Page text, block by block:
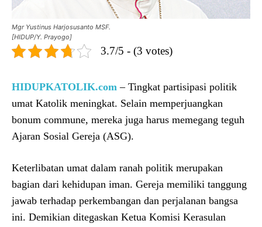
Mgr Yustinus Harjosusanto MSF.
[HIDUP/Y. Prayogo]
3.7/5 - (3 votes)
HIDUPKATOLIK.com – Tingkat partisipasi politik
umat Katolik meningkat. Selain memperjuangkan
bonum commune, mereka juga harus memegang teguh
Ajaran Sosial Gereja (ASG).
Keterlibatan umat dalam ranah politik merupakan
bagian dari kehidupan iman. Gereja memiliki tanggung
jawab terhadap perkembangan dan perjalanan bangsa
ini. Demikian ditegaskan Ketua Komisi Kerasulan